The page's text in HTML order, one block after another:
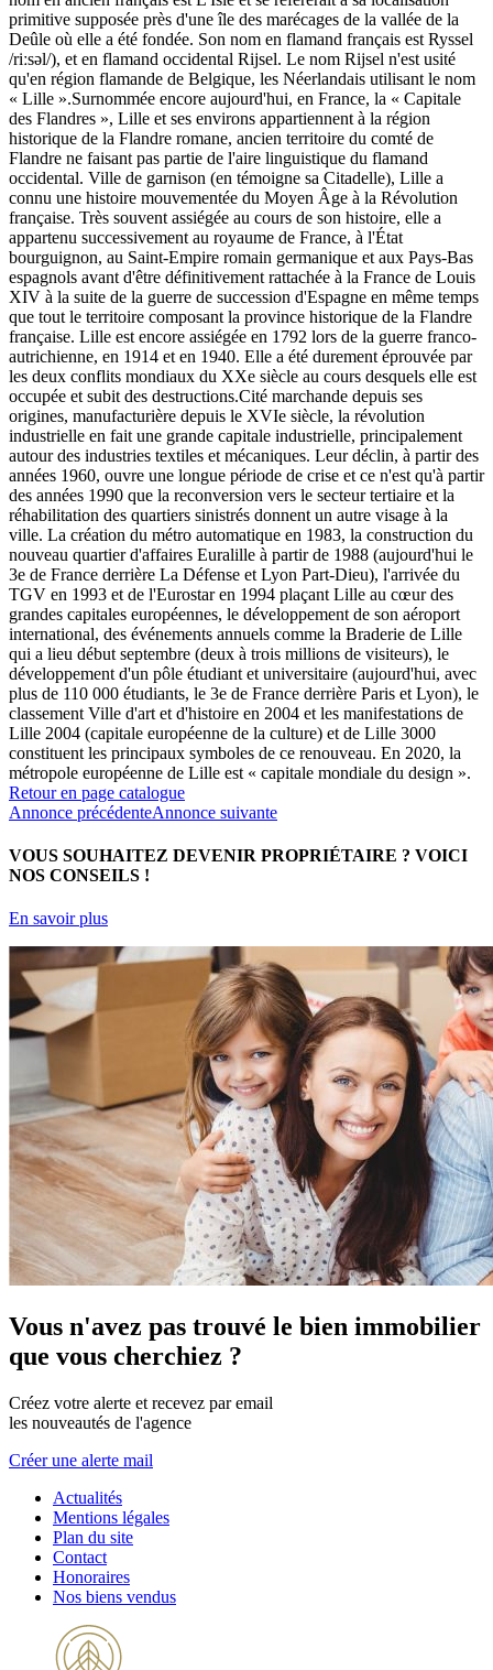
primitive supposée près d'une île des marécages de la vallée de la
Deûle où elle a été fondée. Son nom en flamand français est Ryssel
/riːsəl/), et en flamand occidental Rijsel. Le nom Rijsel n'est usité
qu'en région flamande de Belgique, les Néerlandais utilisant le nom
« Lille ».Surnommée encore aujourd'hui, en France, la « Capitale
des Flandres », Lille et ses environs appartiennent à la région
historique de la Flandre romane, ancien territoire du comté de
Flandre ne faisant pas partie de l'aire linguistique du flamand
occidental. Ville de garnison (en témoigne sa Citadelle), Lille a
connu une histoire mouvementée du Moyen Âge à la Révolution
française. Très souvent assiégée au cours de son histoire, elle a
appartenu successivement au royaume de France, à l'État
bourguignon, au Saint-Empire romain germanique et aux Pays-Bas
espagnols avant d'être définitivement rattachée à la France de Louis
XIV à la suite de la guerre de succession d'Espagne en même temps
que tout le territoire composant la province historique de la Flandre
française. Lille est encore assiégée en 1792 lors de la guerre franco-
autrichienne, en 1914 et en 1940. Elle a été durement éprouvée par
les deux conflits mondiaux du XXe siècle au cours desquels elle est
occupée et subit des destructions.Cité marchande depuis ses
origines, manufacturière depuis le XVIe siècle, la révolution
industrielle en fait une grande capitale industrielle, principalement
autour des industries textiles et mécaniques. Leur déclin, à partir des
années 1960, ouvre une longue période de crise et ce n'est qu'à partir
des années 1990 que la reconversion vers le secteur tertiaire et la
réhabilitation des quartiers sinistrés donnent un autre visage à la
ville. La création du métro automatique en 1983, la construction du
nouveau quartier d'affaires Euralille à partir de 1988 (aujourd'hui le
3e de France derrière La Défense et Lyon Part-Dieu), l'arrivée du
TGV en 1993 et de l'Eurostar en 1994 plaçant Lille au cœur des
grandes capitales européennes, le développement de son aéroport
international, des événements annuels comme la Braderie de Lille
qui a lieu début septembre (deux à trois millions de visiteurs), le
développement d'un pôle étudiant et universitaire (aujourd'hui, avec
plus de 110 000 étudiants, le 3e de France derrière Paris et Lyon), le
classement Ville d'art et d'histoire en 2004 et les manifestations de
Lille 2004 (capitale européenne de la culture) et de Lille 3000
constituent les principaux symboles de ce renouveau. En 2020, la
métropole européenne de Lille est « capitale mondiale du design ».
Retour en page catalogue
Annonce précédenteAnnonce suivante
VOUS SOUHAITEZ DEVENIR PROPRIÉTAIRE ? VOICI
NOS CONSEILS !
En savoir plus
Vous n'avez pas trouvé le bien immobilier
que vous cherchiez ?
Créez votre alerte et recevez par email
les nouveautés de l'agence
Créer une alerte mail
Actualités
Mentions légales
Plan du site
Contact
Honoraires
Nos biens vendus